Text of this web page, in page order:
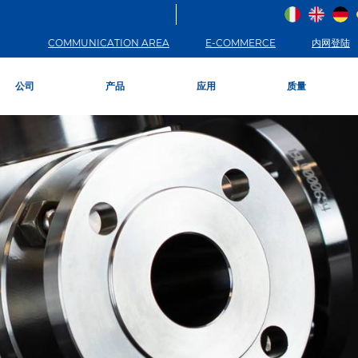
COMMUNICATION AREA E-COMMERCE 内网登陆
公司 产品 应用 质量